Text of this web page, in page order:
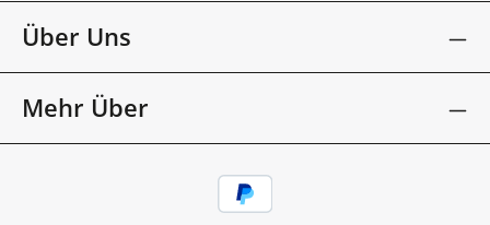
Über Uns
Mehr Über